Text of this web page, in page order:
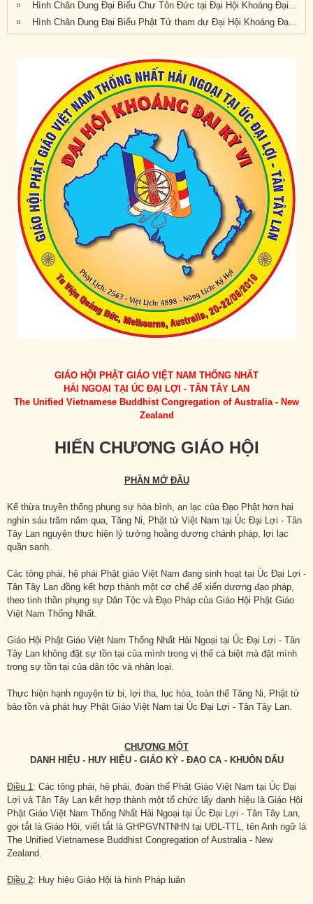
Hình Chân Dung Đại Biểu Chư Tôn Đức tại Đại Hội Khoáng Đại kỳ 6 của Giáo Hội Phật Giáo Việt Nam Thống Nhất Hải Ngoại tại Úc Đại Lợi-Tân Tây Lan, được tổ chức tại Tu Viện Quảng Đức, Melbourne, Victoria, trong 3 ngày 20, 21 và 22 tháng 9 năm 2019
Hình Chân Dung Đại Biểu Phật Tử tham dự Đại Hội Khoáng Đại Kỳ 6 của Giáo Hội Phật Giáo Việt Nam Thống Nhất Hải Ngoại tại Úc Đại Lợi-Tân Tây Lan, được tổ chức tại Tu Viện Quảng Đức, Melbourne, Victoria, trong 3 ngày 20, 21 và 22 tháng 9 năm 2019
GIÁO HỘI PHẬT GIÁO VIỆT NAM THỐNG NHẤT
HẢI NGOẠI TẠI ÚC ĐẠI LỢI - TÂN TÂY LAN
The Unified Vietnamese Buddhist Congregation of Australia - New
Zealand
HIẾN CHƯƠNG GIÁO HỘI
PHẦN MỞ ĐẦU
Kế thừa truyền thống phụng sự hòa bình, an lạc của Đạo Phật hơn hai
nghìn sáu trăm năm qua, Tăng Ni, Phật tử Việt Nam tại Úc Đại Lợi - Tân
Tây Lan nguyện thực hiện lý tưởng hoằng dương chánh pháp, lợi lạc
quần sanh.
Các tông phái, hệ phái Phật giáo Việt Nam đang sinh hoạt tại Úc Đại Lợi -
Tân Tây Lan đồng kết hợp thành một cơ chế để xiển dương đạo pháp,
theo tinh thần phụng sự Dân Tộc và Đạo Pháp của Giáo Hội Phật Giáo
Việt Nam Thống Nhất.
Giáo Hội Phật Giáo Việt Nam Thống Nhất Hải Ngoại tại Úc Đại Lợi - Tân
Tây Lan không đặt sự tồn tại của mình trong vị thế cá biệt mà đặt mình
trong sự tồn tại của dân tộc và nhân loại.
Thực hiện hạnh nguyện từ bi, lợi tha, lục hòa, toàn thể Tăng Ni, Phật tử
bảo tồn và phát huy Phật Giáo Việt Nam tại Úc Đại Lợi - Tân Tây Lan.
CHƯƠNG MỘT
DANH HIỆU - HUY HIỆU - GIÁO KỲ - ĐẠO CA - KHUÔN DẤU
Điều 1: Các tông phái, hệ phái, đoàn thể Phật Giáo Việt Nam tại Úc Đại
Lợi và Tân Tây Lan kết hợp thành một tổ chức lấy danh hiệu là Giáo Hội
Phật Giáo Việt Nam Thống Nhất Hải Ngoại tại Úc Đại Lợi - Tân Tây Lan,
gọi tắt là Giáo Hội, viết tắt là GHPGVNTNHN tại UĐL-TTL, tên Anh ngữ là
The Unified Vietnamese Buddhist Congregation of Australia - New
Zealand.
Điều 2: Huy hiệu Giáo Hội là hình Pháp luân